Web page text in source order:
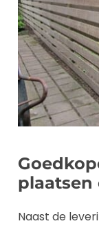
plaatsen
Naast de